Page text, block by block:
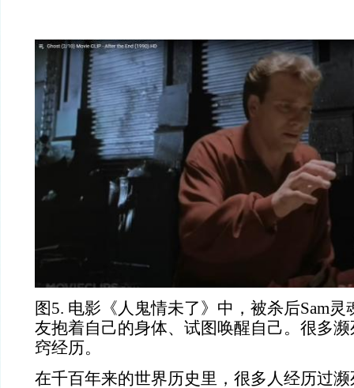
图5. 电影《人鬼情未了》中，被杀后Sam
友抱着自己的身体、试图唤醒自己。很多
窍经历。
在千百年来的世界历史里，很多人经历过